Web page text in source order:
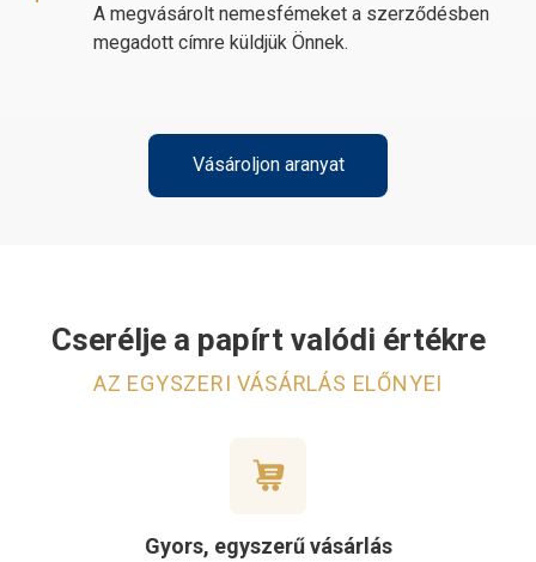
A megvásárolt nemesfémeket a szerződésben
megadott címre küldjük Önnek.
Vásároljon aranyat
Cserélje a papírt valódi értékre
AZ EGYSZERI VÁSÁRLÁS ELŐNYEI
Gyors, egyszerű vásárlás